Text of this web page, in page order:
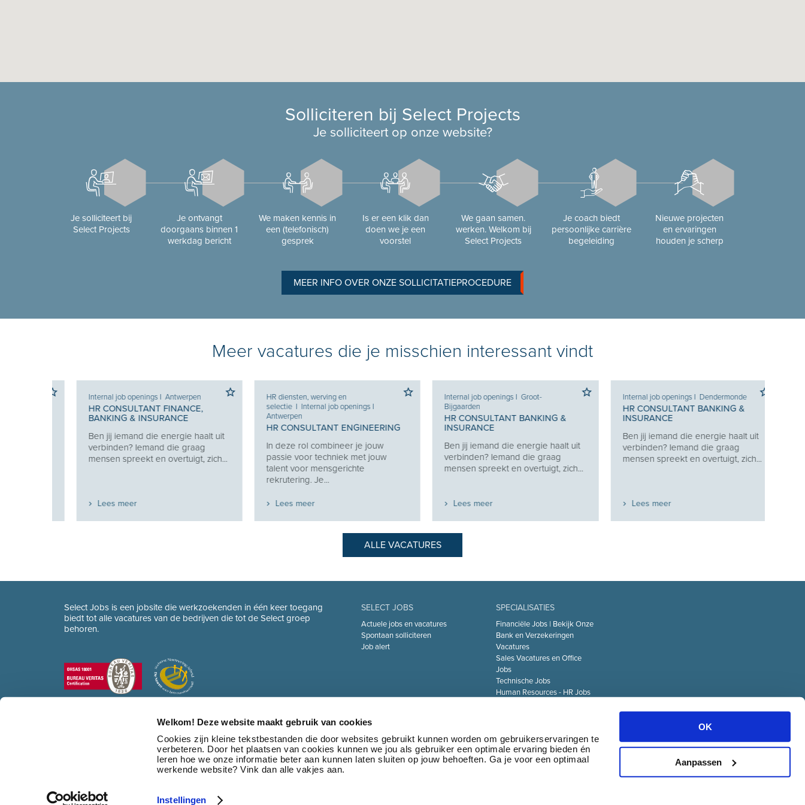
Welkom! Deze website maakt gebruik van cookies
Cookies zijn kleine tekstbestanden die door websites gebruikt kunnen worden om gebruikerservaringen te
verbeteren. Door het plaatsen van cookies kunnen we jou als gebruiker een optimale ervaring bieden én
leren hoe we onze informatie beter aan kunnen laten sluiten op jouw behoeften. Ga je voor een optimaal
werkende website? Vink dan alle vakjes aan.
Instellingen
OK
Aanpassen
Solliciteren bij Select Projects
Je solliciteert op onze website?
Je solliciteert bij
Select Projects
Je ontvangt
doorgaans binnen 1
werkdag bericht
We maken kennis in
een (telefonisch)
gesprek
Is er een klik dan
doen we je een
voorstel
We gaan samen.
werken. Welkom bij
Select Projects
Je coach biedt
persoonlijke carrière
begeleiding
Nieuwe projecten
en ervaringen
houden je scherp
MEER INFO OVER ONZE SOLLICITATIEPROCEDURE
Meer vacatures die je misschien interessant vindt
Internal job openingsI Antwerpen
HR CONSULTANT FINANCE,
BANKING & INSURANCE
Ben jij iemand die energie haalt uit
verbinden? Iemand die graag
mensen spreekt en overtuigt, zich...
Lees meer
HR diensten, werving en
selectieIInternal job openingsI
Antwerpen
HR CONSULTANT ENGINEERING
In deze rol combineer je jouw
passie voor techniek met jouw
talent voor mensgerichte
rekrutering. Je...
Lees meer
Internal job openingsI Groot-
Bijgaarden
HR CONSULTANT BANKING &
INSURANCE
Ben jij iemand die energie haalt uit
verbinden? Iemand die graag
mensen spreekt en overtuigt, zich...
Lees meer
Internal job openingsI Dendermonde
HR CONSULTANT BANKING &
INSURANCE
Ben jij iemand die energie haalt uit
verbinden? Iemand die graag
mensen spreekt en overtuigt, zich...
Lees meer
ALLE VACATURES
Select Jobs is een jobsite die werkzoekenden in één keer toegang
biedt tot alle vacatures van de bedrijven die tot de Select groep
behoren.
SELECT JOBS
Actuele jobs en vacatures
Spontaan solliciteren
Job alert
SPECIALISATIES
Financiële Jobs | Bekijk Onze
Bank en Verzekeringen
Vacatures
Sales Vacatures en Office
Jobs
Technische Jobs
Human Resources - HR Jobs
Transport & Logistiek Jobs
Marketing & communicatie
Jobs